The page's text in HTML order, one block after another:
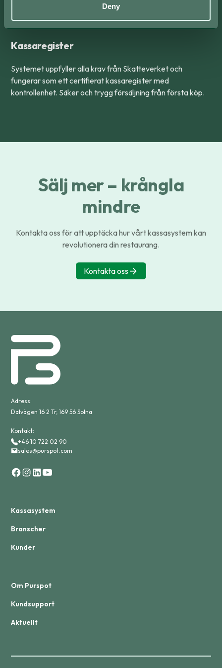
Deny
Kassaregister
Systemet uppfyller alla krav från Skatteverket och
fungerar som ett certifierat kassaregister med
kontrollenhet. Säker och trygg försäljning från första köp.
Sälj mer – krångla
mindre
Kontakta oss för att upptäcka hur vårt kassasystem kan
revolutionera din restaurang.
Kontakta oss
Adress:
Dalvägen 16 2 Tr, 169 56 Solna
Kontakt:
+46 10 722 02 90
sales@purspot.com
Kassasystem
Branscher
Kunder
Om Purspot
Kundsupport
Aktuellt